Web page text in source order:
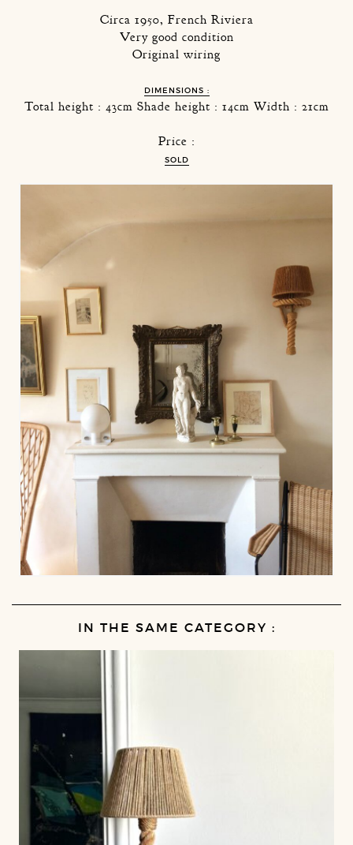
Circa 1950, French Riviera
Very good condition
Original wiring
DIMENSIONS :
Total height : 43cm Shade height : 14cm Width : 21cm
Price :
SOLD
IN THE SAME CATEGORY :